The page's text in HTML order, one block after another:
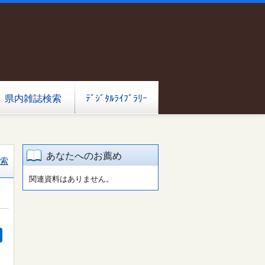
県内雑誌検索 ﾃﾞｼﾞﾀﾙﾗｲﾌﾞﾗﾘｰ
あなたへのお薦め
関連資料はありません。